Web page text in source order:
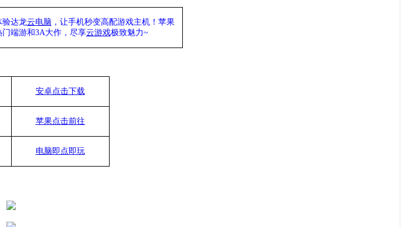
验达龙云电脑 ，让手机秒变高配游戏主机！苹果
端游和3A大作， 尽享云游戏极致魅力~
安卓点击下载
苹果点击前往
电脑即点即玩